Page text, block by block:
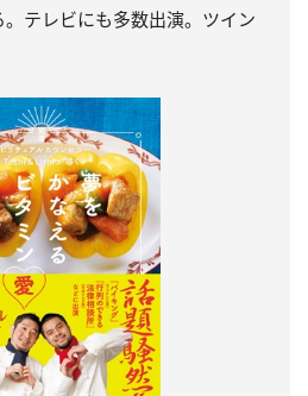
テレビにも多数出演。ツイン